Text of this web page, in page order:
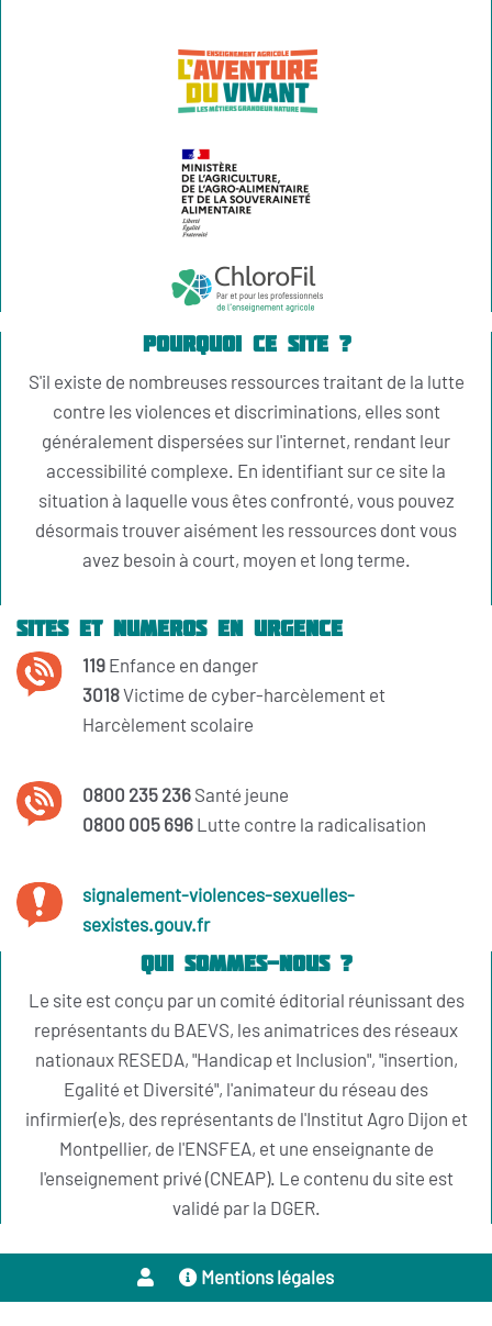
Pourquoi ce site ?
S'il existe de nombreuses ressources traitant de la lutte
contre les violences et discriminations, elles sont
généralement dispersées sur l'internet, rendant leur
accessibilité complexe. En identifiant sur ce site la
situation à laquelle vous êtes confronté, vous pouvez
désormais trouver aisément les ressources dont vous
avez besoin à court, moyen et long terme.
Sites et numeros en urgence
119 Enfance en danger
3018Victime de cyber-harcèlement et
Harcèlement scolaire
0800 235 236 Santé jeune
0800 005 696 Lutte contre la radicalisation
signalement-violences-sexuelles-
sexistes.gouv.fr
Qui sommes-nous ?
Le site est conçu par un comité éditorial réunissant des
représentants du BAEVS, les animatrices des réseaux
nationaux RESEDA, "Handicap et Inclusion", "insertion,
Egalité et Diversité", l'animateur du réseau des
infirmier(e)s, des représentants de l'Institut Agro Dijon et
Montpellier, de l'ENSFEA, et une enseignante de
l'enseignement privé (CNEAP). Le contenu du site est
validé par la DGER.
Mentions légales